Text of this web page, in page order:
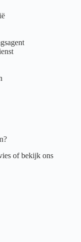
of bekijk ons